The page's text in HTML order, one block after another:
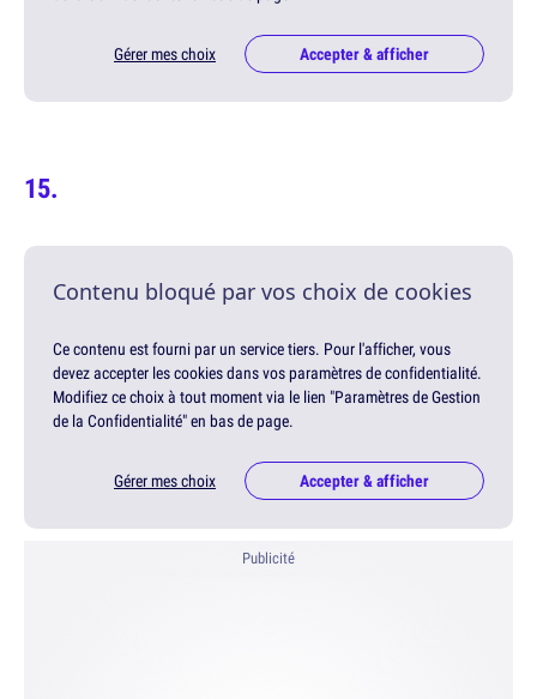
Gérer mes choix Accepter & afficher
Contenu bloqué par vos choix de cookies
Ce contenu est fourni par un service tiers. Pour l'afficher, vous
devez accepter les cookies dans vos paramètres de confidentialité.
Modifiez ce choix à tout moment via le lien "Paramètres de Gestion
de la Confidentialité" en bas de page.
Gérer mes choix Accepter & afficher
Publicité